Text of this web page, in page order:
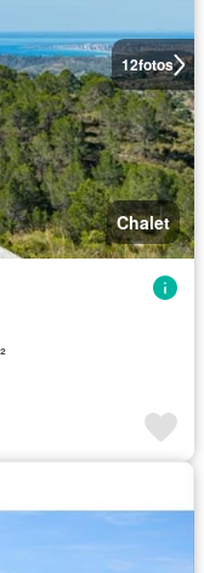
12fotos
Chalet